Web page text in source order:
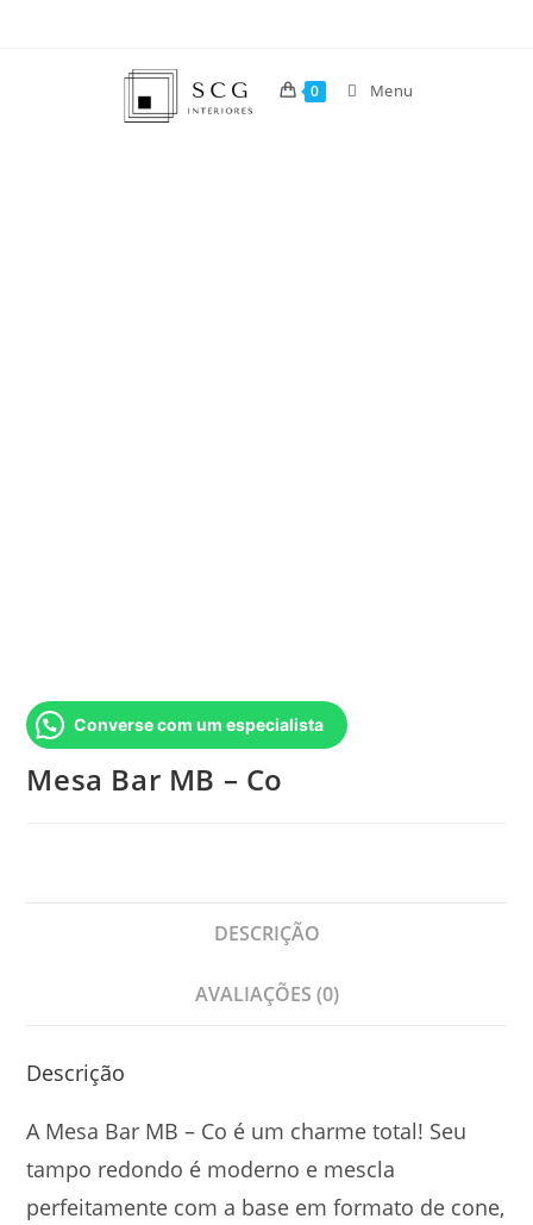
0 Menu
Converse com um especialista
Mesa Bar MB – Co
DESCRIÇÃO
AVALIAÇÕES (0)
Descrição
A Mesa Bar MB – Co é um charme total! Seu
tampo redondo é moderno e mescla
perfeitamente com a base em formato de cone,